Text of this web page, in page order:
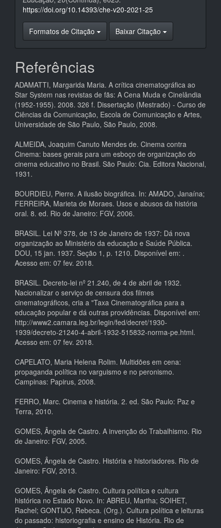
https://doi.org/10.14393/che-v20-2021-25
Formatos de Citação Baixar Citação
Referências
ADAMATTI, Margarida Maria. A crítica cinematográfica ao
Star System nas revistas de fãs: A Cena Muda e Cinelândia
(1952-1955). 2008. 326 f. Dissertação (Mestrado) - Curso de
Ciências da Comunicação, Escola de Comunicação e Artes,
Universidade de São Paulo, São Paulo, 2008.
ALMEIDA, Joaquim Canuto Mendes de. Cinema contra
Cinema: bases gerais para um esboço de organização do
cinema educativo no Brasil. São Paulo: Cia. Editora Nacional,
1931.
BOURDIEU, Pierre. A ilusão biográfica. In: AMADO, Janaína;
FERREIRA, Marieta de Moraes. Usos e abusos da história
oral. 8. ed. Rio de Janeiro: FGV, 2006.
BRASIL. Lei Nº 378, de 13 de Janeiro de 1937: Dá nova
organização ao Ministério da educação e Saúde Pública.
DOU, 15 jan. 1937. Seção 1, p. 1210. Disponível em: .
Acesso em: 07 fev. 2018.
BRASIL. Decreto-lei nº 21.240, de 4 de abril de 1932.
Nacionalizar o serviço de censura dos filmes
cinematográficos, cria a "Taxa Cinematográfica para a
educação popular e dá outras providências. Disponível em:
http://www2.camara.leg.br/legin/fed/decret/1930-
1939/decreto-21240-4-abril-1932-515832-norma-pe.html.
Acesso em: 07 fev. 2018.
CAPELATO, Maria Helena Rolim. Multidões em cena:
propaganda política no varguismo e no peronismo.
Campinas: Papirus, 2008.
FERRO, Marc. Cinema e história. 2. ed. São Paulo: Paz e
Terra, 2010.
GOMES, Ângela de Castro. A invenção do Trabalhismo. Rio
de Janeiro: FGV, 2005.
GOMES, Ângela de Castro. História e historiadores. Rio de
Janeiro: FGV, 2013.
GOMES, Ângela de Castro. Cultura política e cultura
histórica no Estado Novo. In: ABREU, Martha; SOIHET,
Rachel; GONTIJO, Rebeca. (Org.). Cultura política e leituras
do passado: historiografia e ensino de História. Rio de